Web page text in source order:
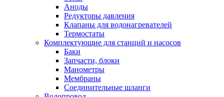
Обмен и возврат товара
Аноды
Редукторы давления
Клапаны для водонагревателей
Термостаты
Комплектующие для станций и насосов
Баки
Запчасти, блоки
Манометры
Мембраны
Соединительные шланги